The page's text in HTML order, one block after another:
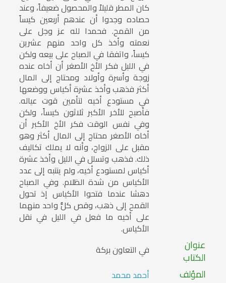
كان المطر قليلاً والمحصول ضعيفاً، وعند
حصاده وجدوا أن عندهم أربعين كيساً
من القمح. فحمدا لله عز وجل على
نعمته وأخذ كل واحد منهم عشرين
كيساً، واتفقا في الصباح على بيعه ولكن
في الليل فكر الأخ الأصغر أن أخاه عنده
زوجة وأسرة وأولاد ومحتاج إلى المال
أكثر فذهب وأخذ عشرة أكياس ووضعها
في مستودع أخيه لتأمين قوت عياله.
فأصبح للأخر الأكبر ثلاثون كيساً، ولكن
وفي نفس الوقت فكر الأخ الأكبر أن
أخاه الأصغر محتاج إلى المال أكثر وهو
مقبل على الزواج، وأنه لا يملك تكاليف
ذلك. فذهب وتسلل في الليل وأخذ عشرة
أكياس لمستودع أخيه، ولم ينتبه إلى عدد
الأكياس من شدة الظلام. وفي الصباح
دهشا عندما فتحوا الأكياس إذ تحول
القمح إلى ذهب، وقص كلُّ واحد منهما
على أخيه ما فعل في الليل في نقل
الأكياس.
عنوان
الكتاب في التعاون بركة
المؤلف أحمد محمد